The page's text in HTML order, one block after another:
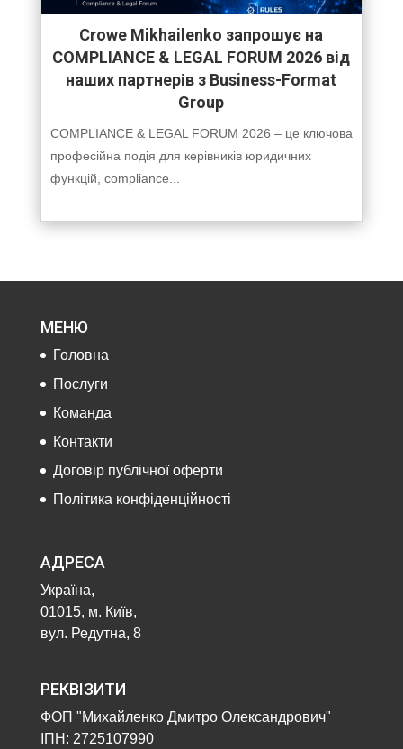
Crowe Mikhailenko запрошує на
COMPLIANCE & LEGAL FORUM 2026 від
наших партнерів з Business-Format
Group
COMPLIANCE & LEGAL FORUM 2026 – це ключова
професійна подія для керівників юридичних
функцій, compliance...
МЕНЮ
Головна
Послуги
Команда
Контакти
Договір публічної оферти
Політика конфіденційності
АДРЕСА
Україна,
01015, м. Київ,
вул. Редутна, 8
РЕКВІЗИТИ
ФОП "Михайленко Дмитро Олександрович"
ІПН: 2725107990